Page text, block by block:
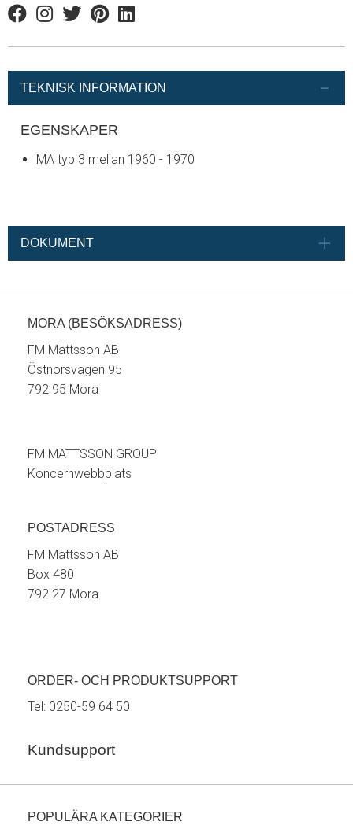
FacebookInstagram
TwitterPinterestLinkedin
TEKNISK INFORMATION
EGENSKAPER
MA typ 3 mellan 1960 - 1970
DOKUMENT
MORA (BESÖKSADRESS)
FM Mattsson AB
Östnorsvägen 95
792 95 Mora
FM MATTSSON GROUP
Koncernwebbplats
POSTADRESS
FM Mattsson AB
Box 480
792 27 Mora
ORDER- OCH PRODUKTSUPPORT
Tel: 0250-59 64 50
Kundsupport
POPULÄRA KATEGORIER